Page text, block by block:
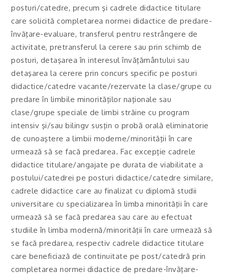
posturi/catedre, precum şi cadrele didactice titulare
care solicită completarea normei didactice de predare-
învăţare-evaluare, transferul pentru restrângere de
activitate, pretransferul la cerere sau prin schimb de
posturi, detaşarea în interesul învăţământului sau
detaşarea la cerere prin concurs specific pe posturi
didactice/catedre vacante/rezervate la clase/grupe cu
predare în limbile minorităţilor naţionale sau
clase/grupe speciale de limbi străine cu program
intensiv şi/sau bilingv susţin o probă orală eliminatorie
de cunoaştere a limbii moderne/minorităţii în care
urmează să se facă predarea. Fac excepţie cadrele
didactice titulare/angajate pe durata de viabilitate a
postului/catedrei pe posturi didactice/catedre similare,
cadrele didactice care au finalizat cu diplomă studii
universitare cu specializarea în limba minorităţii în care
urmează să se facă predarea sau care au efectuat
studiile în limba modernă/minorităţii în care urmează să
se facă predarea, respectiv cadrele didactice titulare
care beneficiază de continuitate pe post/catedră prin
completarea normei didactice de predare-învăţare-